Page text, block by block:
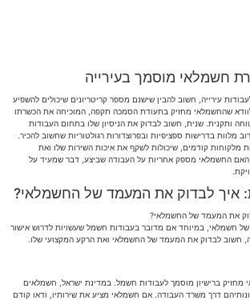
חשמלאי מוסמך בעירייה
עירייה, חשוב להבין שישנם מספר קריטריונים שיכולים להשפיע
שהחשמלאי מחזיק בתעודת הסמכה תקפה, המוכיחה את הכשרתו
ותקנית. שנית, חשוב לבדוק את הניסיון שלו בתחום העבודות
מלוות בדרישות ספציפיות ובפרוצדורות רגולטוריות שחשוב להכיר.
מלקוחות קודמים, שיכולות לשקף את איכות השירות שלו ואת
האם החשמלאי מספק אחריות על העבודה שביצע, דבר שמעיד על
איך לבדוק את המעמד של החשמלאי?
את המעמד של החשמלאי?
חשמלאי, במיוחד אם מדובר בעבודות חשמל שעשויות לדרוש אישור
חשוב לבדוק את המעמד של החשמלאי ואת הרקע המקצועי שלו.
מחזיק ברישיון מוסמך לעבודות חשמל. במדינת ישראל, חשמלאים
דרך משרד העבודה. אם חשמלאי מציע את שירותיו, ודאו קודם